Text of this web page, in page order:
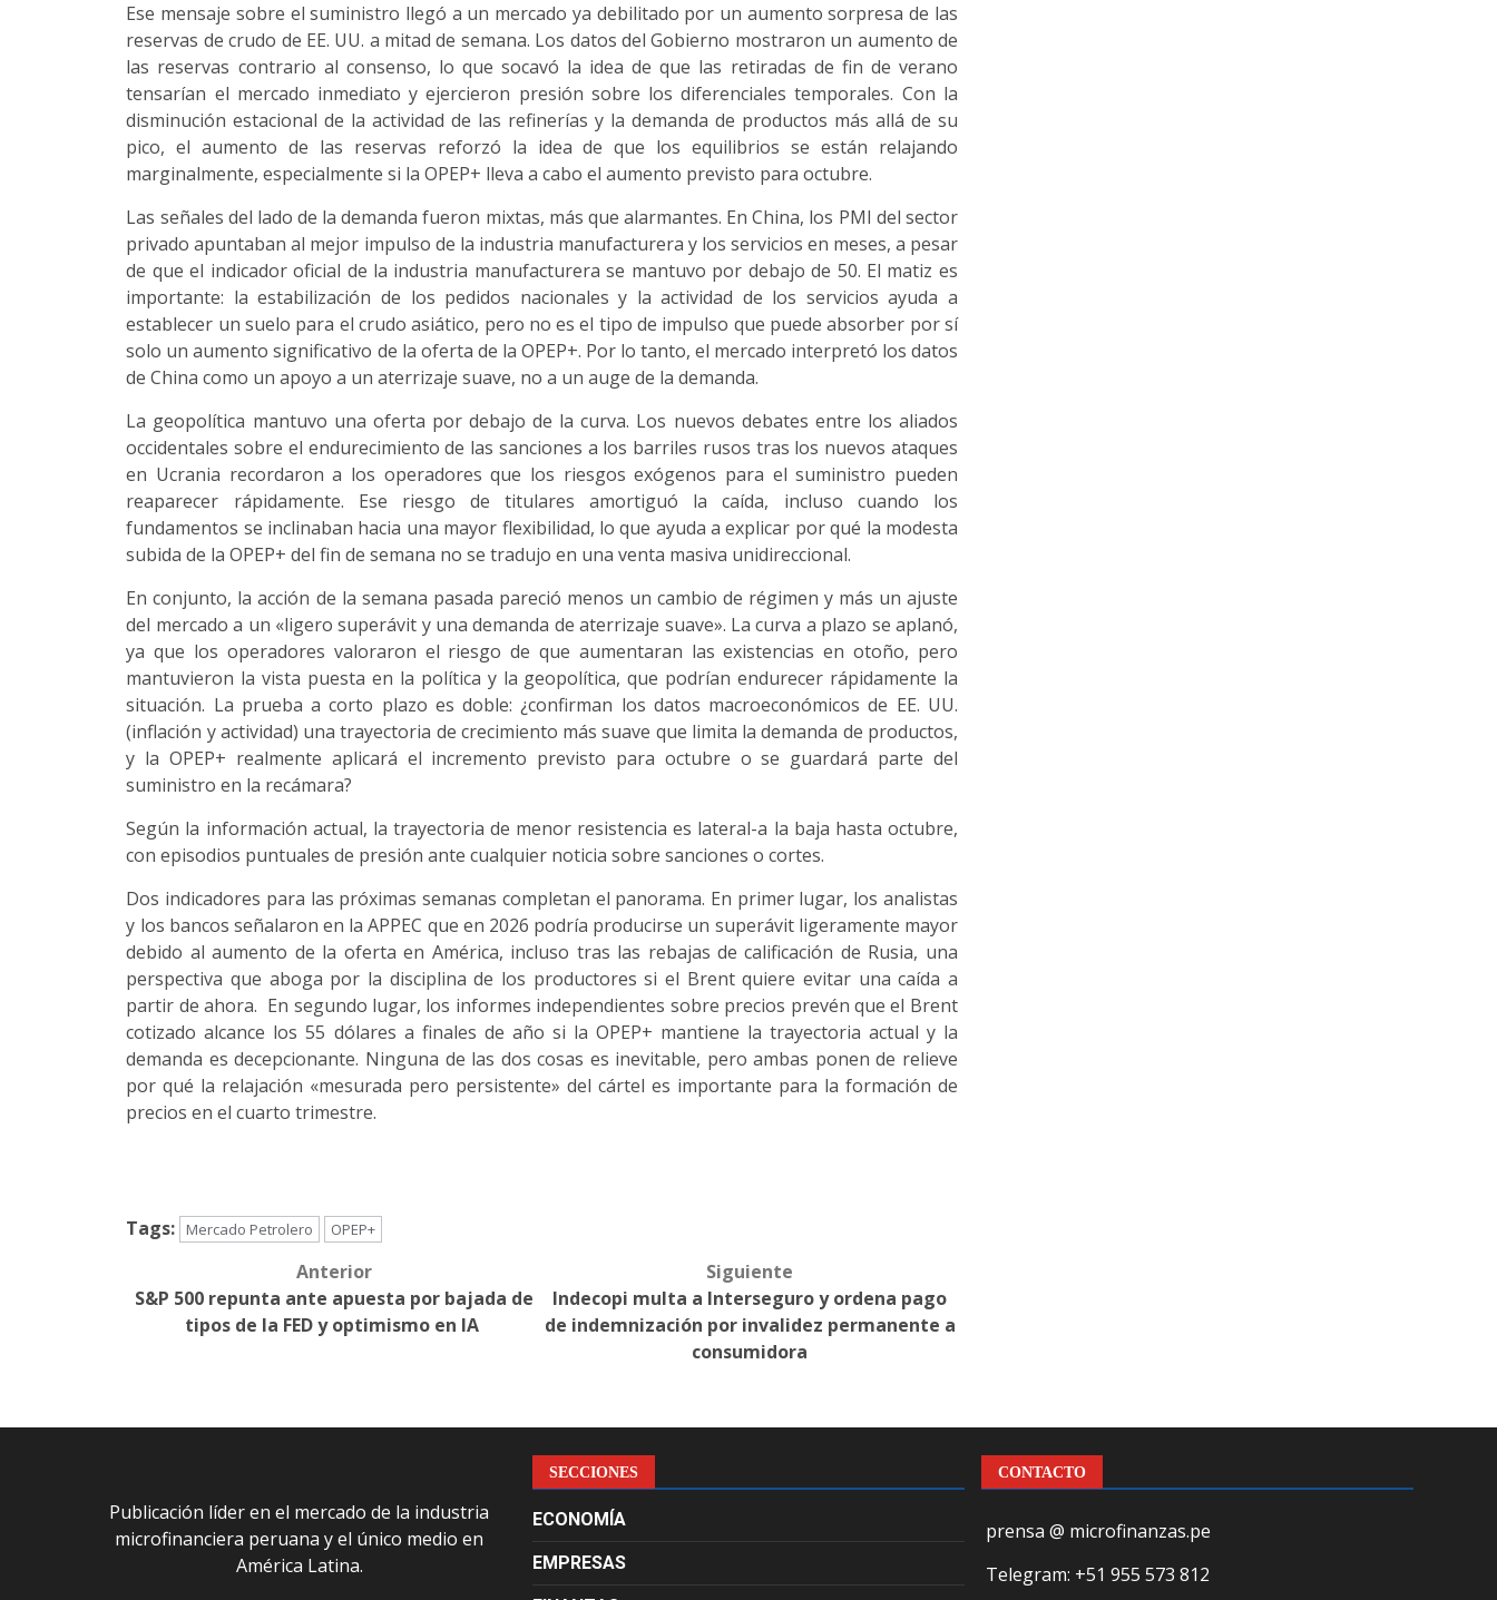
Ese mensaje sobre el suministro llegó a un mercado ya debilitado por un aumento sorpresa de las
reservas de crudo de EE. UU. a mitad de semana. Los datos del Gobierno mostraron un aumento de
las reservas contrario al consenso, lo que socavó la idea de que las retiradas de fin de verano
tensarían el mercado inmediato y ejercieron presión sobre los diferenciales temporales. Con la
disminución estacional de la actividad de las refinerías y la demanda de productos más allá de su
pico, el aumento de las reservas reforzó la idea de que los equilibrios se están relajando
marginalmente, especialmente si la OPEP+ lleva a cabo el aumento previsto para octubre.
Las señales del lado de la demanda fueron mixtas, más que alarmantes. En China, los PMI del sector
privado apuntaban al mejor impulso de la industria manufacturera y los servicios en meses, a pesar
de que el indicador oficial de la industria manufacturera se mantuvo por debajo de 50. El matiz es
importante: la estabilización de los pedidos nacionales y la actividad de los servicios ayuda a
establecer un suelo para el crudo asiático, pero no es el tipo de impulso que puede absorber por sí
solo un aumento significativo de la oferta de la OPEP+. Por lo tanto, el mercado interpretó los datos
de China como un apoyo a un aterrizaje suave, no a un auge de la demanda.
La geopolítica mantuvo una oferta por debajo de la curva. Los nuevos debates entre los aliados
occidentales sobre el endurecimiento de las sanciones a los barriles rusos tras los nuevos ataques
en Ucrania recordaron a los operadores que los riesgos exógenos para el suministro pueden
reaparecer rápidamente. Ese riesgo de titulares amortiguó la caída, incluso cuando los
fundamentos se inclinaban hacia una mayor flexibilidad, lo que ayuda a explicar por qué la modesta
subida de la OPEP+ del fin de semana no se tradujo en una venta masiva unidireccional.
En conjunto, la acción de la semana pasada pareció menos un cambio de régimen y más un ajuste
del mercado a un «ligero superávit y una demanda de aterrizaje suave». La curva a plazo se aplanó,
ya que los operadores valoraron el riesgo de que aumentaran las existencias en otoño, pero
mantuvieron la vista puesta en la política y la geopolítica, que podrían endurecer rápidamente la
situación. La prueba a corto plazo es doble: ¿confirman los datos macroeconómicos de EE. UU.
(inflación y actividad) una trayectoria de crecimiento más suave que limita la demanda de productos,
y la OPEP+ realmente aplicará el incremento previsto para octubre o se guardará parte del
suministro en la recámara?
Según la información actual, la trayectoria de menor resistencia es lateral-a la baja hasta octubre,
con episodios puntuales de presión ante cualquier noticia sobre sanciones o cortes.
Dos indicadores para las próximas semanas completan el panorama. En primer lugar, los analistas
y los bancos señalaron en la APPEC que en 2026 podría producirse un superávit ligeramente mayor
debido al aumento de la oferta en América, incluso tras las rebajas de calificación de Rusia, una
perspectiva que aboga por la disciplina de los productores si el Brent quiere evitar una caída a
partir de ahora. En segundo lugar, los informes independientes sobre precios prevén que el Brent
cotizado alcance los 55 dólares a finales de año si la OPEP+ mantiene la trayectoria actual y la
demanda es decepcionante. Ninguna de las dos cosas es inevitable, pero ambas ponen de relieve
por qué la relajación «mesurada pero persistente» del cártel es importante para la formación de
precios en el cuarto trimestre.
Tags: Mercado Petrolero OPEP+
navigation
Anterior
S&P 500 repunta ante apuesta por bajada de
tipos de la FED y optimismo en IA
Siguiente
Indecopi multa a Interseguro y ordena pago
de indemnización por invalidez permanente a
consumidora
Publicación líder en el mercado de la industria
microfinanciera peruana y el único medio en
América Latina.
SECCIONES
ECONOMÍA
EMPRESAS
CONTACTO
prensa @ microfinanzas.pe
Telegram: +51 955 573 812